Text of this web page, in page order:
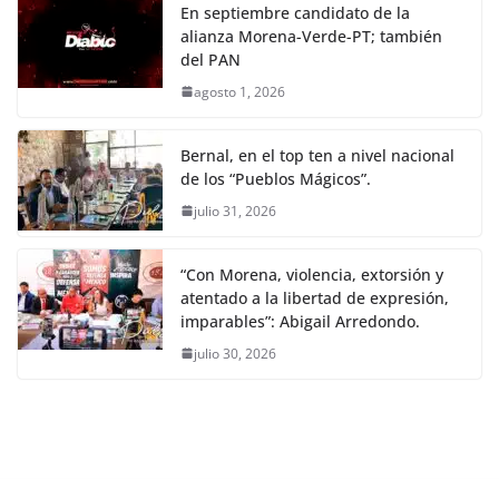
En septiembre candidato de la
alianza Morena-Verde-PT; también
del PAN
agosto 1, 2026
Bernal, en el top ten a nivel nacional
de los “Pueblos Mágicos”.
julio 31, 2026
“Con Morena, violencia, extorsión y
atentado a la libertad de expresión,
imparables”: Abigail Arredondo.
julio 30, 2026